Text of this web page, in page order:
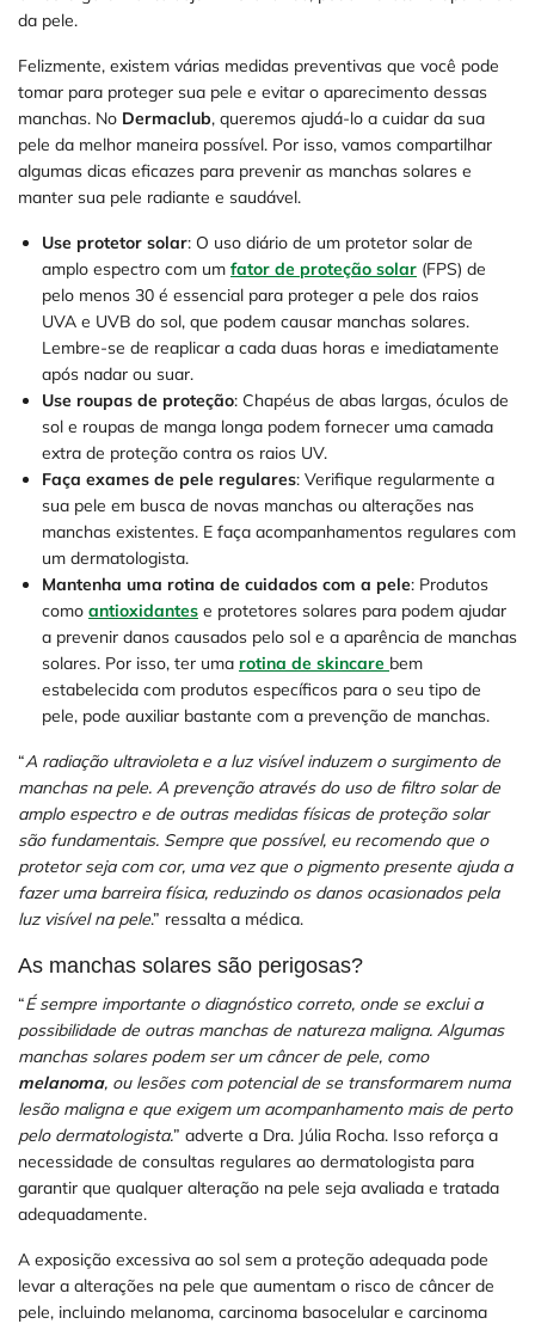
da pele.
Felizmente, existem várias medidas preventivas que você pode
tomar para proteger sua pele e evitar o aparecimento dessas
manchas. No Dermaclub, queremos ajudá-lo a cuidar da sua
pele da melhor maneira possível. Por isso, vamos compartilhar
algumas dicas eficazes para prevenir as manchas solares e
manter sua pele radiante e saudável.
Use protetor solar: O uso diário de um protetor solar de
amplo espectro com um fator de proteção solar (FPS) de
pelo menos 30 é essencial para proteger a pele dos raios
UVA e UVB do sol, que podem causar manchas solares.
Lembre-se de reaplicar a cada duas horas e imediatamente
após nadar ou suar.
Use roupas de proteção: Chapéus de abas largas, óculos de
sol e roupas de manga longa podem fornecer uma camada
extra de proteção contra os raios UV.
Faça exames de pele regulares: Verifique regularmente a
sua pele em busca de novas manchas ou alterações nas
manchas existentes. E faça acompanhamentos regulares com
um dermatologista.
Mantenha uma rotina de cuidados com a pele: Produtos
como antioxidantes e protetores solares para podem ajudar
a prevenir danos causados pelo sol e a aparência de manchas
solares. Por isso, ter uma rotina de skincare bem
estabelecida com produtos específicos para o seu tipo de
pele, pode auxiliar bastante com a prevenção de manchas.
“A radiação ultravioleta e a luz visível induzem o surgimento de
manchas na pele. A prevenção através do uso de filtro solar de
amplo espectro e de outras medidas físicas de proteção solar
são fundamentais. Sempre que possível, eu recomendo que o
protetor seja com cor, uma vez que o pigmento presente ajuda a
fazer uma barreira física, reduzindo os danos ocasionados pela
luz visível na pele.” ressalta a médica.
As manchas solares são perigosas?
“É sempre importante o diagnóstico correto, onde se exclui a
possibilidade de outras manchas de natureza maligna. Algumas
manchas solares podem ser um câncer de pele, como
melanoma, ou lesões com potencial de se transformarem numa
lesão maligna e que exigem um acompanhamento mais de perto
pelo dermatologista.” adverte a Dra. Júlia Rocha. Isso reforça a
necessidade de consultas regulares ao dermatologista para
garantir que qualquer alteração na pele seja avaliada e tratada
adequadamente.
A exposição excessiva ao sol sem a proteção adequada pode
levar a alterações na pele que aumentam o risco de câncer de
pele, incluindo melanoma, carcinoma basocelular e carcinoma